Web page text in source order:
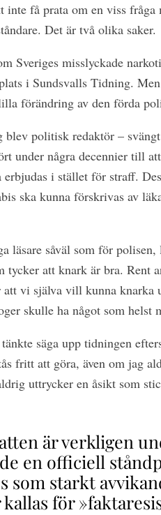
få prata om en viss
Det är två olika saker.
Sveriges misslyckade
i Sundsvalls Tidning.
förändring av den förda
blev politisk redaktör –
under några decennier till
i stället för straff.
ska kunna förskrivas av
läsare såväl som för
tycker att knark är bra. Rent
vi själva vill kunna knarka
skulle ha något som helst
säga upp tidningen
fritt att göra, även om jag
uttrycker en åsikt som
är verkligen
en officiell
som starkt
för